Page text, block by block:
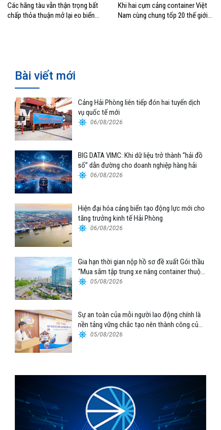
Các hãng tàu vẫn thận trọng bất
chấp thỏa thuận mở lại eo biển
Khi hai cụm cảng container Việt
Nam cùng chung tốp 20 thế giới
Bài viết mới
Cảng Hải Phòng liên tiếp đón hai tuyến dịch
vụ quốc tế mới
06/08/2026
BIG DATA VIMC: Khi dữ liệu trở thành “hải đồ
số” dẫn đường cho doanh nghiệp hàng hải
06/08/2026
Hiện đại hóa cảng biển tạo động lực mới cho
tăng trưởng kinh tế Hải Phòng
06/08/2026
Gia hạn thời gian nộp hồ sơ đề xuất Gói thầu
“Mua sắm tập trung xe nâng container thuộc
Tổng công ty Hàng hải Việt Nam – CTCP”
05/08/2026
Sự an toàn của mỗi người lao động chính là
nền tảng vững chắc tạo nên thành công của
Cảng Đà Nẵng
05/08/2026